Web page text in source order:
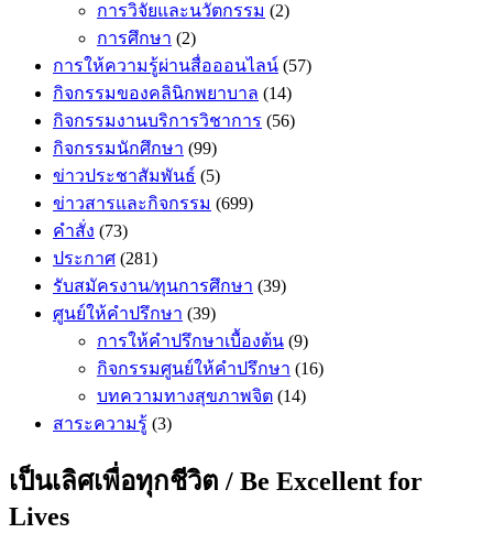
การวิจัยและนวัตกรรม (2)
การศึกษา (2)
การให้ความรู้ผ่านสื่อออนไลน์ (57)
กิจกรรมของคลินิกพยาบาล (14)
กิจกรรมงานบริการวิชาการ (56)
กิจกรรมนักศึกษา (99)
ข่าวประชาสัมพันธ์ (5)
ข่าวสารและกิจกรรม (699)
คำสั่ง (73)
ประกาศ (281)
รับสมัครงาน/ทุนการศึกษา (39)
ศูนย์ให้คำปรึกษา (39)
การให้คำปรึกษาเบื้องต้น (9)
กิจกรรมศูนย์ให้คำปรึกษา (16)
บทความทางสุขภาพจิต (14)
สาระความรู้ (3)
เป็นเลิศเพื่อทุกชีวิต / Be Excellent for
Lives